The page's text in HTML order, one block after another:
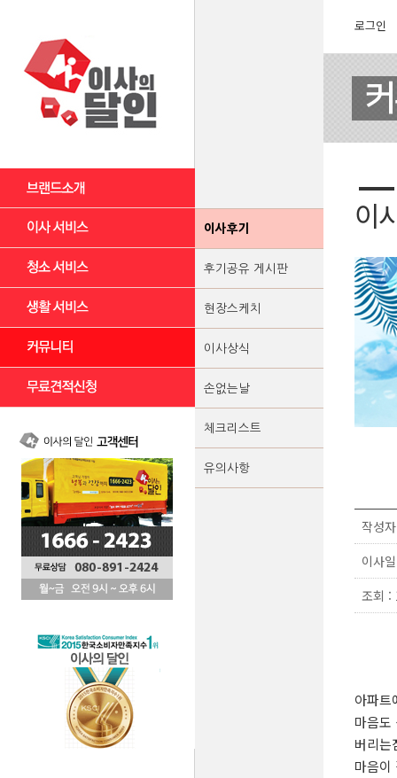
이사후기
후기공유 게시판
현장스케치
이사상식
손없는날
체크리스트
유의사항
로그인
이
작성
이사
조회 :
아파트
마음도
버리는
마음이